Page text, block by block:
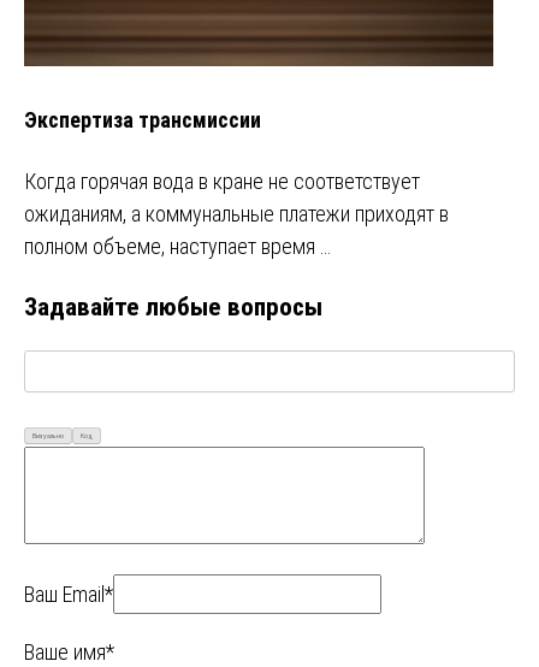
Экспертиза трансмиссии
Когда горячая вода в кране не соответствует
ожиданиям, а коммунальные платежи приходят в
полном объеме, наступает время …
Задавайте любые вопросы
Визуально Код
Ваш Email*
Ваше имя*